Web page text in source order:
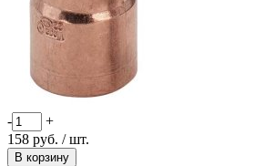
-
+
158 руб. / шт.
В корзину